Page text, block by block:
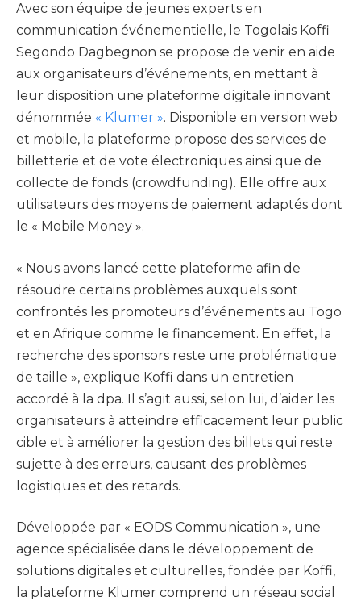
Avec son équipe de jeunes experts en
communication événementielle, le Togolais Koffi
Segondo Dagbegnon se propose de venir en aide
aux organisateurs d’événements, en mettant à
leur disposition une plateforme digitale innovant
dénommée « Klumer ». Disponible en version web
et mobile, la plateforme propose des services de
billetterie et de vote électroniques ainsi que de
collecte de fonds (crowdfunding). Elle offre aux
utilisateurs des moyens de paiement adaptés dont
le « Mobile Money ».
« Nous avons lancé cette plateforme afin de
résoudre certains problèmes auxquels sont
confrontés les promoteurs d’événements au Togo
et en Afrique comme le financement. En effet, la
recherche des sponsors reste une problématique
de taille », explique Koffi dans un entretien
accordé à la dpa. Il s’agit aussi, selon lui, d’aider les
organisateurs à atteindre efficacement leur public
cible et à améliorer la gestion des billets qui reste
sujette à des erreurs, causant des problèmes
logistiques et des retards.
Développée par « EODS Communication », une
agence spécialisée dans le développement de
solutions digitales et culturelles, fondée par Koffi,
la plateforme Klumer comprend un réseau social